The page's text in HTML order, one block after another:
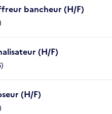
bancheur (H/F)
(H/F)
(H/F)